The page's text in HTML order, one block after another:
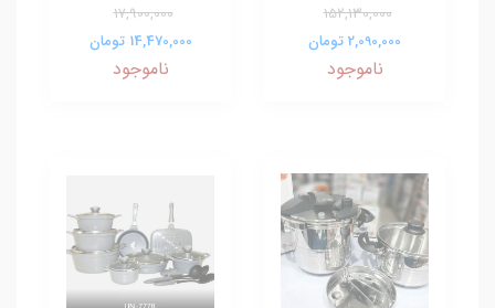
152,130,000
2,090,000 تومان
ناموجود
17,900,000
14,470,000 تومان
ناموجود